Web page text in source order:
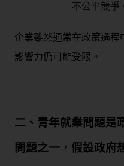
不公平競爭
企業雖然通常在政策過
影響力仍可能受限。
二、青年就業問題是
問題之一，假設政府